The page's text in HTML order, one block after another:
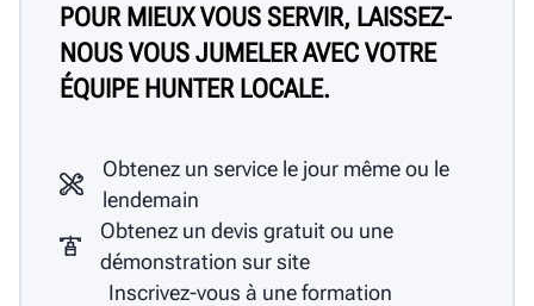
POUR MIEUX VOUS SERVIR, LAISSEZ-
NOUS VOUS JUMELER AVEC VOTRE
ÉQUIPE HUNTER LOCALE.
Obtenez un service le jour même ou le
lendemain
Obtenez un devis gratuit ou une
démonstration sur site
Inscrivez-vous à une formation